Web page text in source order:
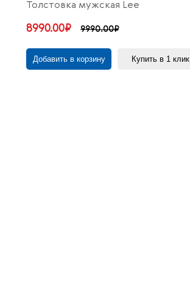
Толстовка мужская Lee
8990.00₽ 9990.00₽
Добавить в корзину Купить в 1 клик